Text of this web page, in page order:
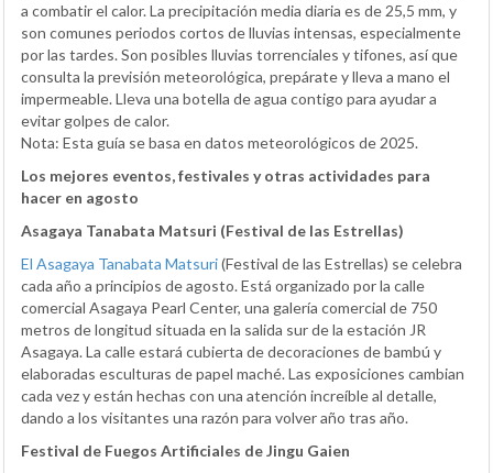
a combatir el calor. La precipitación media diaria es de 25,5 mm, y
son comunes periodos cortos de lluvias intensas, especialmente
por las tardes. Son posibles lluvias torrenciales y tifones, así que
consulta la previsión meteorológica, prepárate y lleva a mano el
impermeable. Lleva una botella de agua contigo para ayudar a
evitar golpes de calor.
Nota: Esta guía se basa en datos meteorológicos de 2025.
Los mejores eventos, festivales y otras actividades para
hacer en agosto
Asagaya Tanabata Matsuri (Festival de las Estrellas)
El Asagaya Tanabata Matsuri(Festival de las Estrellas) se celebra
cada año a principios de agosto. Está organizado por la calle
comercial Asagaya Pearl Center, una galería comercial de 750
metros de longitud situada en la salida sur de la estación JR
Asagaya. La calle estará cubierta de decoraciones de bambú y
elaboradas esculturas de papel maché. Las exposiciones cambian
cada vez y están hechas con una atención increíble al detalle,
dando a los visitantes una razón para volver año tras año.
Festival de Fuegos Artificiales de Jingu Gaien